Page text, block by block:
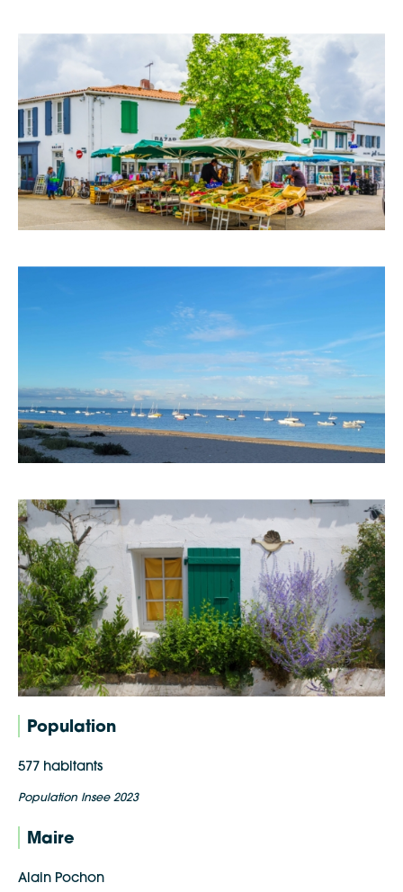
Population
577 habitants
Population Insee 2023
Maire
Alain Pochon
ShareThis is disabled. Allow
Waze